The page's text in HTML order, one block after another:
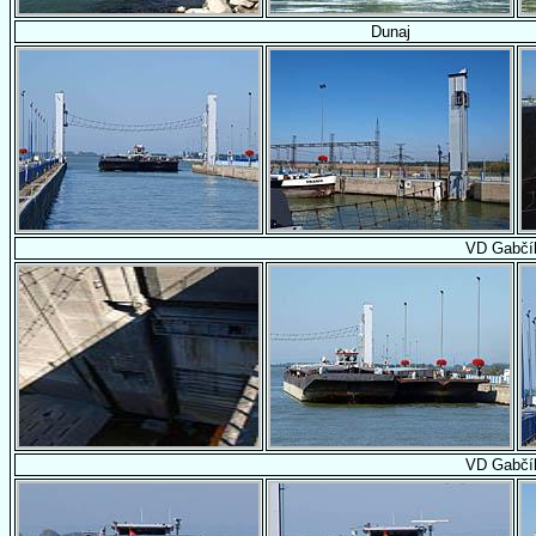
Dunaj
VD
VD